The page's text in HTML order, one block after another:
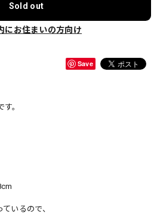
Sold out
にお住まいの方向け
Save
。
いるので、